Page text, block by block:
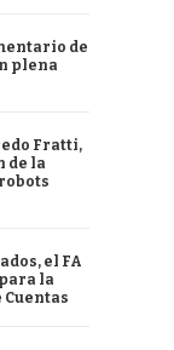
de
plena
Fratti,
de la
el FA
la